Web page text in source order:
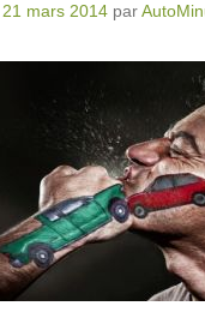
21 mars 2014 par